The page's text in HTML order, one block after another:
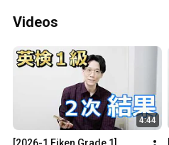
Videos
4:44